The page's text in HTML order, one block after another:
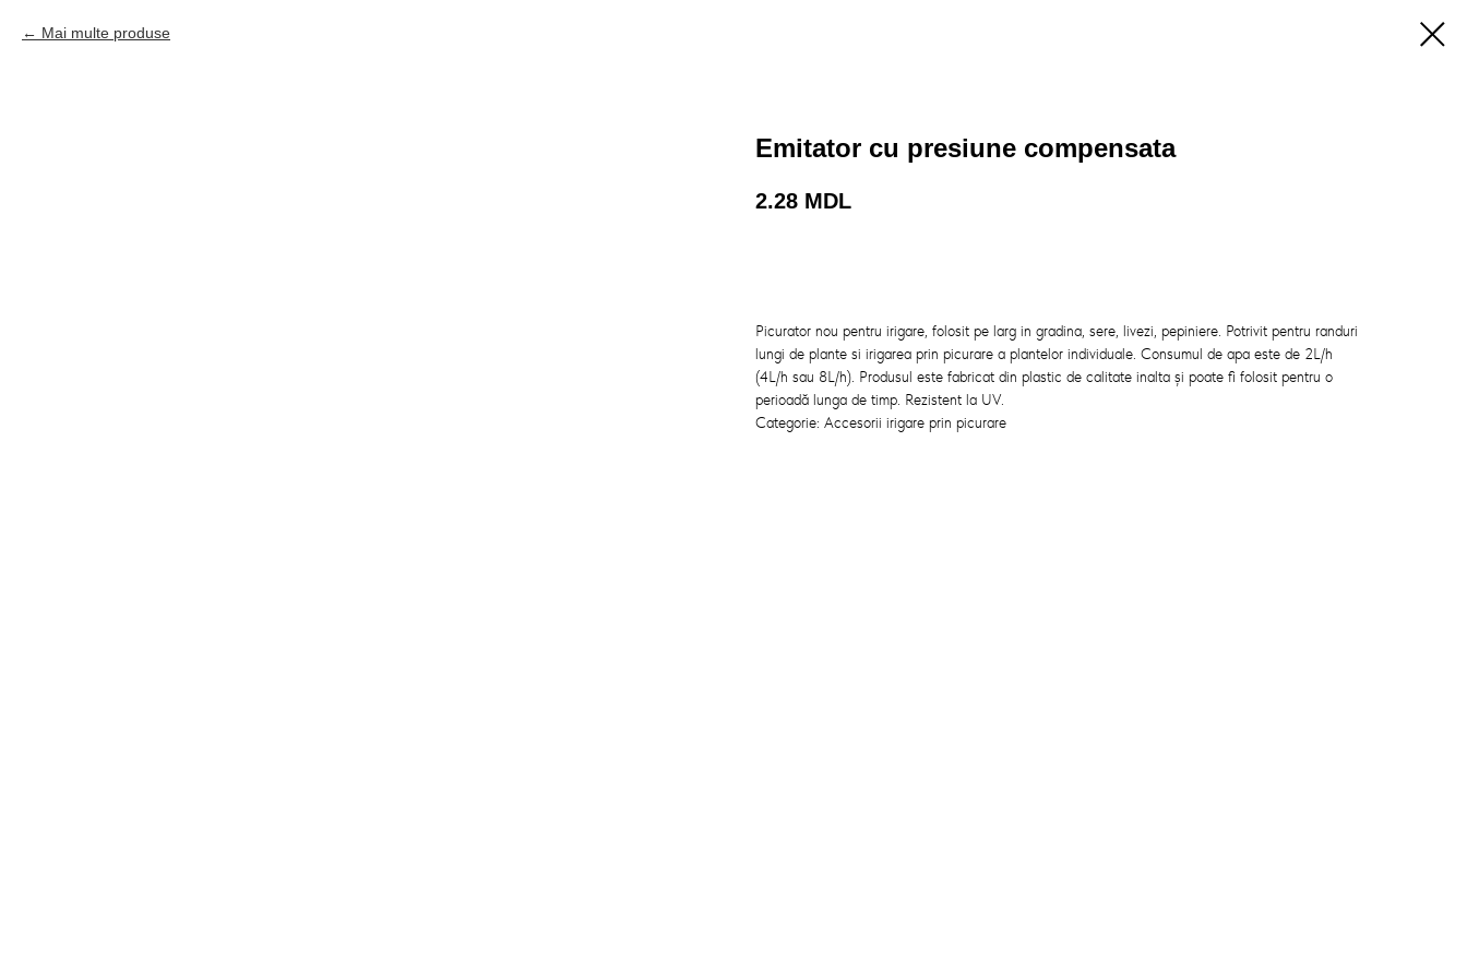
Mai multe produse
Emitator cu presiune compensata
2.28 MDL
Picurator nou pentru irigare, folosit pe larg in gradina, sere, livezi, pepiniere. Potrivit pentru randuri
lungi de plante si irigarea prin picurare a plantelor individuale. Consumul de apa este de 2L/h
(4L/h sau 8L/h). Produsul este fabricat din plastic de calitate inalta și poate fi folosit pentru o
perioadă lunga de timp. Rezistent la UV.
Categorie: Accesorii irigare prin picurare